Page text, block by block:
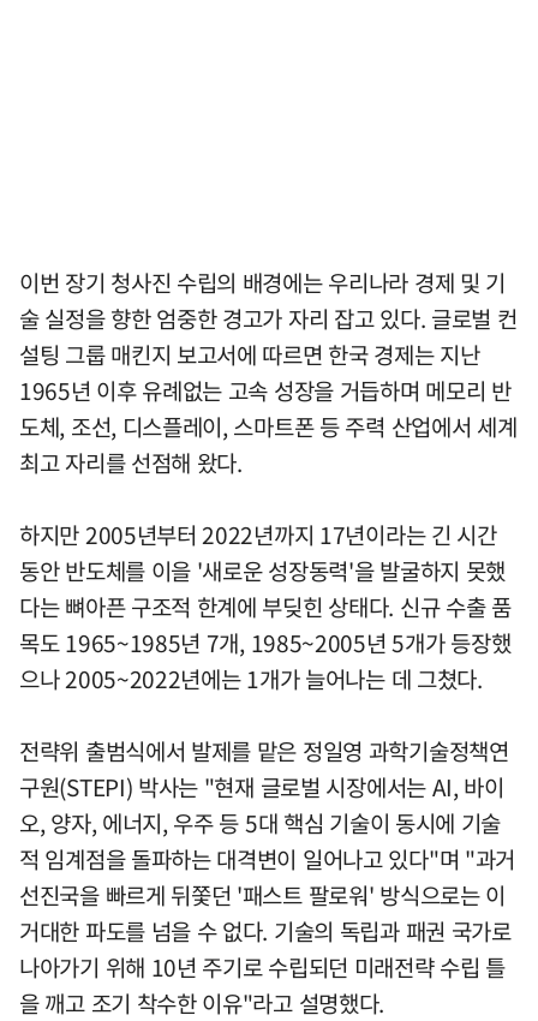
이번 장기 청사진 수립의 배경에는 우리나라 경제 및 기
술 실정을 향한 엄중한 경고가 자리 잡고 있다. 글로벌 컨
설팅 그룹 매킨지 보고서에 따르면 한국 경제는 지난
1965년 이후 유례없는 고속 성장을 거듭하며 메모리 반
도체, 조선, 디스플레이, 스마트폰 등 주력 산업에서 세계
최고 자리를 선점해 왔다.
하지만 2005년부터 2022년까지 17년이라는 긴 시간
동안 반도체를 이을 '새로운 성장동력'을 발굴하지 못했
다는 뼈아픈 구조적 한계에 부딪힌 상태다. 신규 수출 품
목도 1965~1985년 7개, 1985~2005년 5개가 등장했
으나 2005~2022년에는 1개가 늘어나는 데 그쳤다.
전략위 출범식에서 발제를 맡은 정일영 과학기술정책연
구원(STEPI) 박사는 "현재 글로벌 시장에서는 AI, 바이
오, 양자, 에너지, 우주 등 5대 핵심 기술이 동시에 기술
적 임계점을 돌파하는 대격변이 일어나고 있다"며 "과거
선진국을 빠르게 뒤쫓던 '패스트 팔로워' 방식으로는 이
거대한 파도를 넘을 수 없다. 기술의 독립과 패권 국가로
나아가기 위해 10년 주기로 수립되던 미래전략 수립 틀
을 깨고 조기 착수한 이유"라고 설명했다.